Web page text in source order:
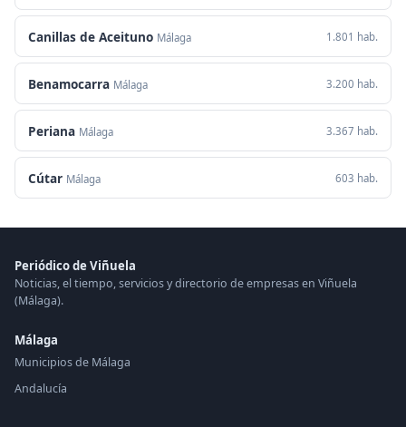
Canillas de Aceituno Málaga 1.801 hab.
Benamocarra Málaga 3.200 hab.
Periana Málaga 3.367 hab.
Cútar Málaga 603 hab.
Periódico de Viñuela
Noticias, el tiempo, servicios y directorio de empresas en Viñuela
(Málaga).
Málaga
Municipios de Málaga
Andalucía